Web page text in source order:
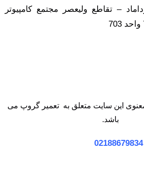
– تقاطع ولیعصر مجتمع کامپیوتر
این سایت متعلق به تعمیر گروپ می
باشد.
02188679834